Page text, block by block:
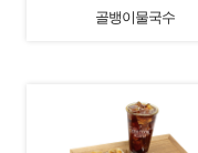
골뱅이물국수